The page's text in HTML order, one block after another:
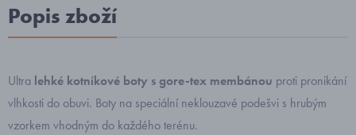
Popis zboží
Ultra lehké kotníkové boty s gore-tex membánou proti pronikání
vlhkosti do obuvi. Boty na speciální neklouzavé podešvi s hrubým
vzorkem vhodným do každého terénu.